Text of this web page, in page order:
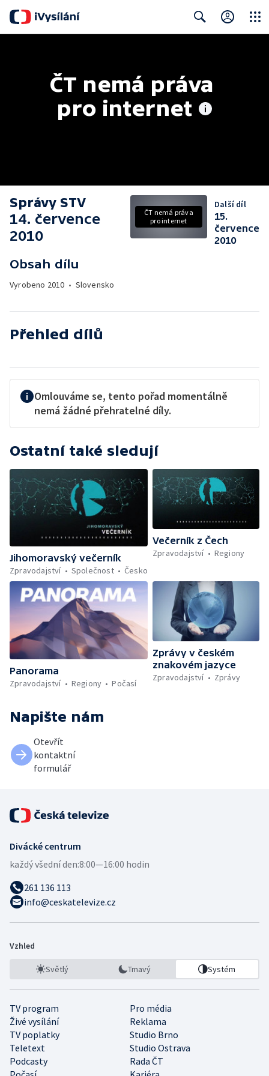
ČT nemá práva
pro internet
Správy STV
14. července
2010
Obsah dílu
Vyrobeno 2010 • Slovensko
ČT nemá práva
pro internet
Další díl
15.
července
2010
Přehled dílů
Omlouváme se, tento pořad momentálně
nemá žádné přehratelné díly.
Ostatní také sledují
Jihomoravský večerník
Zpravodajství
Společnost Česko
Večerník z Čech
Zpravodajství
Regiony
Panorama
Zpravodajství
Regiony Počasí
Zprávy v českém
znakovém jazyce
Zpravodajství
Zprávy
Napište nám
Otevřít
kontaktní
formulář
Divácké centrum
každý všední den:8:00—16:00 hodin
261 136 113
info@ceskatelevize.cz
Vzhled
Světlý Tmavý Systém
TV program
Pro média
Živé vysílání
Reklama
TV poplatky
Studio Brno
Teletext
Studio Ostrava
Podcasty
Rada ČT